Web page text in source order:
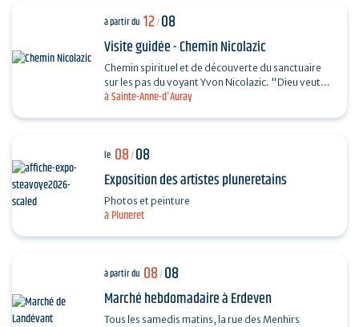
à Sainte-Anne-d'Auray
à partir du 12/08
Visite guidée - Chemin Nicolazic
Chemin spirituel et de découverte du sanctuaire
sur les pas du voyant Yvon Nicolazic. "Dieu veut
que je sois honorée ici", telles furent les paroles
à Pluneret
le 08/08
Exposition des artistes pluneretains
Photos et peinture
à partir du 08/08
Marché hebdomadaire à Erdeven
Tous les samedis matins, la rue des Menhirs